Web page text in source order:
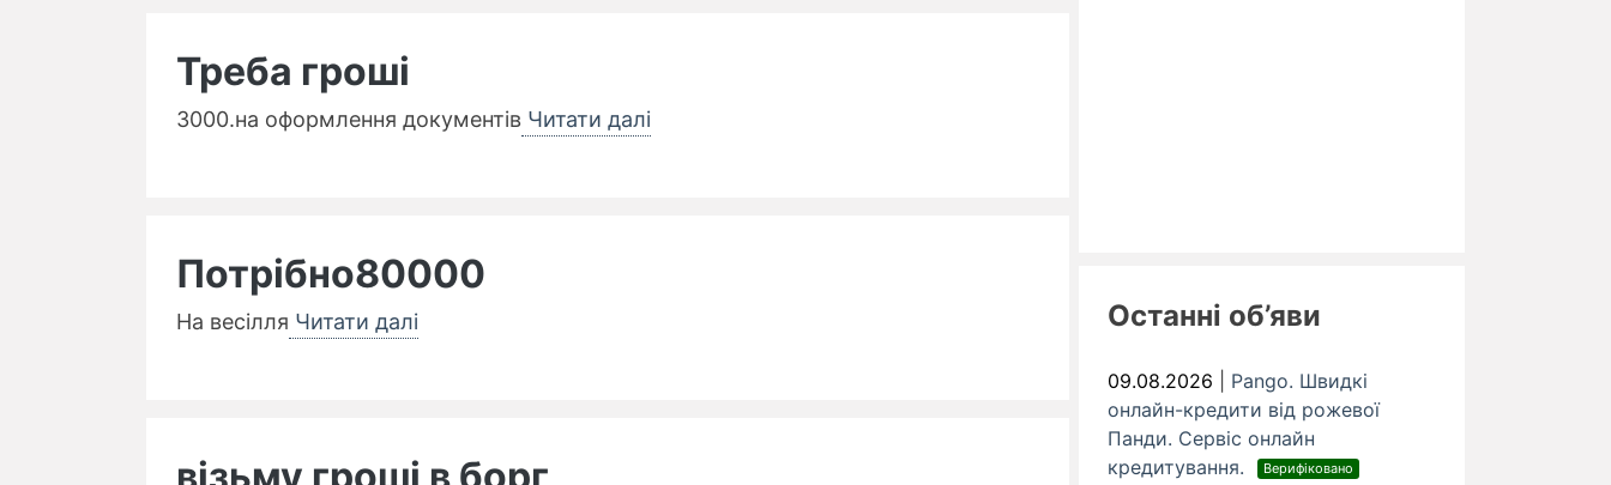
Треба гроші
3000.на оформлення документів Читати далі
Потрібно80000
На весілля Читати далі Останні об’яви
09.08.2026
Pango. Швидкі
онлайн-кредити від рожевої
Панди. Cервіс онлайн
кредитування.
Верифіковано